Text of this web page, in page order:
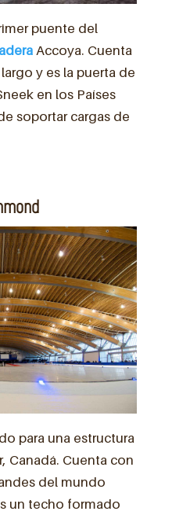
puente del
Accoya. Cuenta
y es la puerta de
en los Países
soportar cargas de
para una estructura
Canadá. Cuenta con
del mundo
un techo formado